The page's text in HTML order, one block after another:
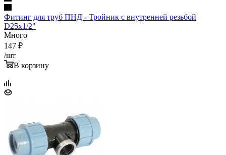
Фитинг для труб ПНД - Тройник с внутренней резьбой
D25x1/2"
Много
147 ₽
/шт
В корзину